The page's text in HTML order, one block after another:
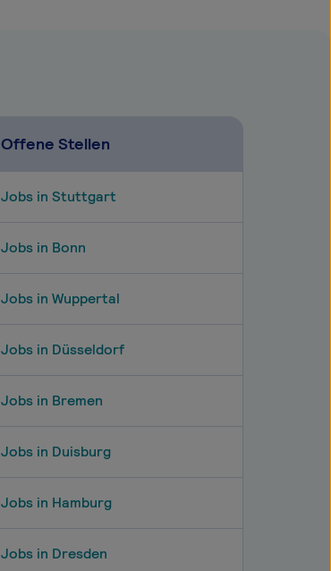
Offene Stellen
Jobs in Stuttgart
Jobs in Bonn
Jobs in Wuppertal
Jobs in Düsseldorf
Jobs in Bremen
Jobs in Duisburg
Jobs in Hamburg
Jobs in Dresden